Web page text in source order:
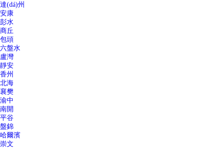
達(dá)州
安康
彭水
商丘
包頭
六盤水
盧灣
靜安
香州
北海
襄樊
渝中
南開
平谷
盤錦
哈爾濱
崇文